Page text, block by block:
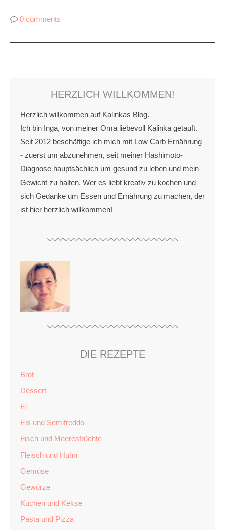
0 comments
HERZLICH WILLKOMMEN!
Herzlich willkommen auf Kalinkas Blog.
Ich bin Inga, von meiner Oma liebevoll Kalinka getauft.
Seit 2012 beschäftige ich mich mit Low Carb Ernährung
- zuerst um abzunehmen, seit meiner Hashimoto-
Diagnose hauptsächlich um gesund zu leben und mein
Gewicht zu halten. Wer es liebt kreativ zu kochen und
sich Gedanke um Essen und Ernährung zu machen, der
ist hier herzlich willkommen!
DIE REZEPTE
Brot
Dessert
Ei
Eis und Semifreddo
Fisch und Meeresfrüchte
Fleisch und Huhn
Gemüse
Gewürze
Kuchen und Kekse
Pasta und Pizza